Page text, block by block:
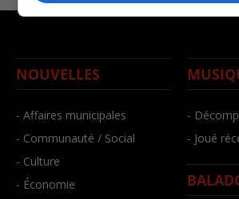
NOUVELLES
- Affaires municipales
- Communauté / Social
- Culture
- Économie
-
- Joué